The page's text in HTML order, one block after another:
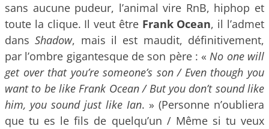
sans aucune pudeur, l’animal vire RnB, hiphop et
toute la clique. Il veut être Frank Ocean, il l’admet
dansShadow, mais il est maudit, définitivement,
par l’ombre gigantesque de son père : «No one will
get over that you’re someone’s son / Even though you
want to be like Frank Ocean / But you don’t sound like
him, you sound just like Ian. » (Personne n’oubliera
que tu es le fils de quelqu’un / Même si tu veux